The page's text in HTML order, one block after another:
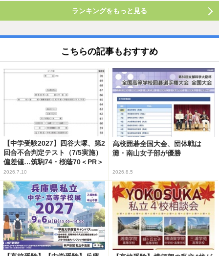
ランキングをもっと見る
こちらの記事もおすすめ
【中学受験2027】四谷大塚、第2
回合不合判定テスト（7/5実施）
偏差値…筑駒74・桜蔭70＜PR＞
2026.7.10
高校囲碁全国大会、団体戦は
灘・南山女子部が優勝
2026.8.5